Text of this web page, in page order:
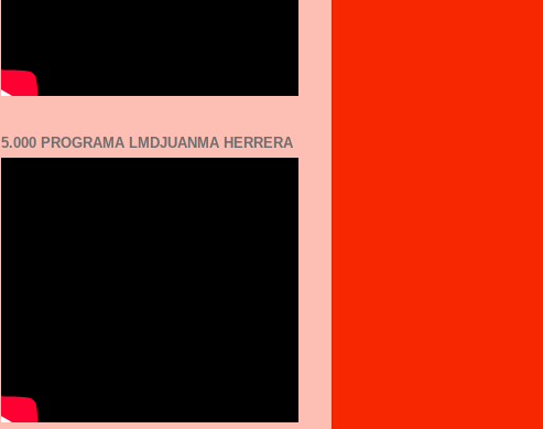
5.000 PROGRAMA LMDJUANMA HERRERA